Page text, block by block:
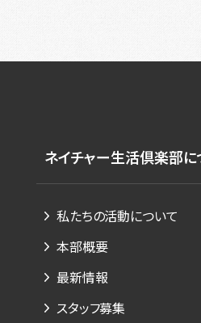
ネイチャー生活倶楽部に
私たちの活動について
本部概要
最新情報
スタッフ募集